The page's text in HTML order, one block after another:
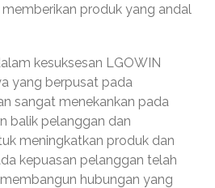
produk yang andal
kesuksesan LGOWIN
yang berpusat pada
sangat menekankan pada
balik pelanggan dan
meningkatkan produk dan
kepuasan pelanggan telah
hubungan yang